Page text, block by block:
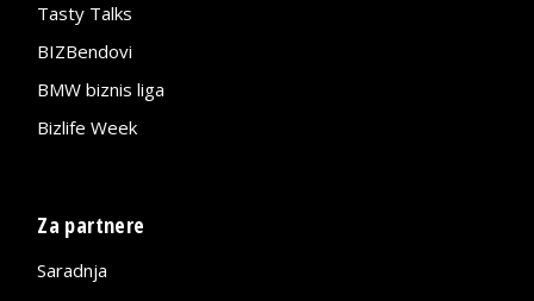
Tasty Talks
BIZBendovi
BMW biznis liga
Bizlife Week
Za partnere
Saradnja